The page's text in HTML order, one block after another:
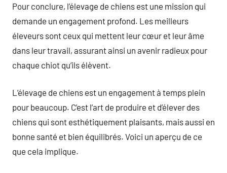
Pour conclure, l’élevage de chiens est une mission qui
demande un engagement profond. Les meilleurs
éleveurs sont ceux qui mettent leur cœur et leur âme
dans leur travail, assurant ainsi un avenir radieux pour
chaque chiot qu’ils élèvent.
L’élevage de chiens est un engagement à temps plein
pour beaucoup. C’est l’art de produire et d’élever des
chiens qui sont esthétiquement plaisants, mais aussi en
bonne santé et bien équilibrés. Voici un aperçu de ce
que cela implique.